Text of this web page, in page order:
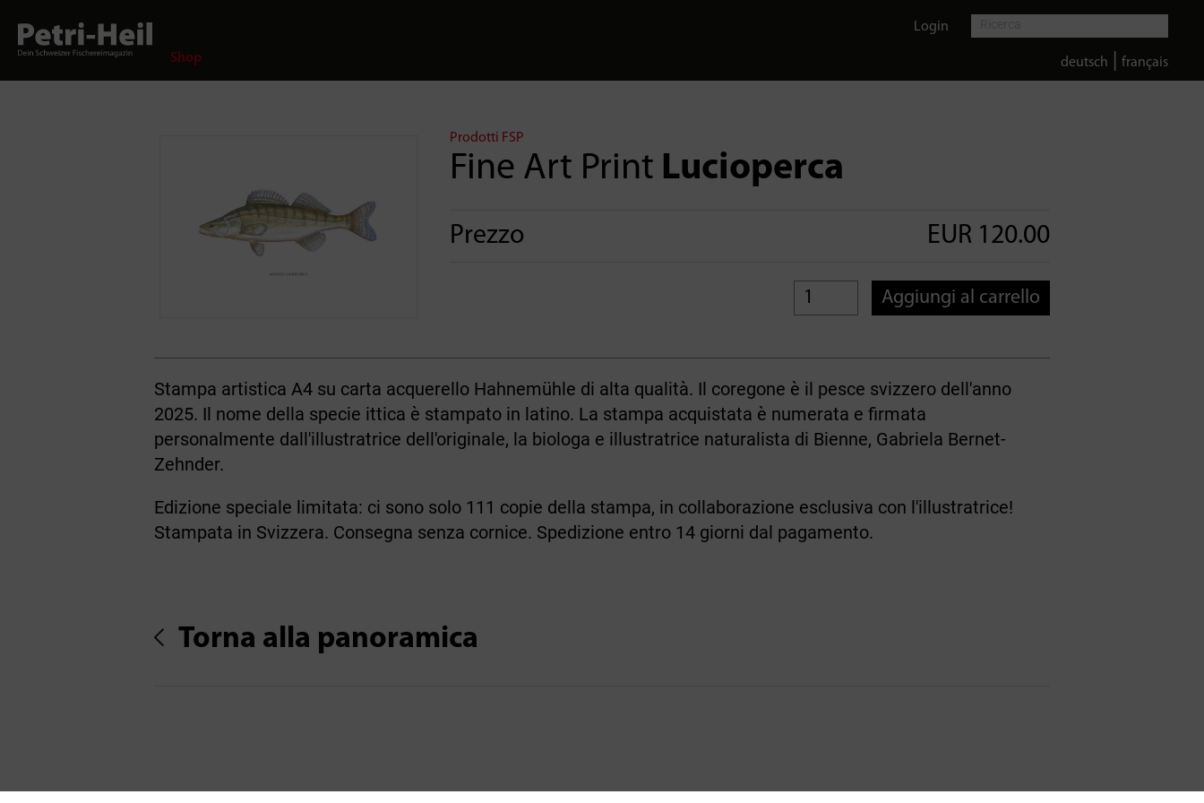
Shop
Login
deutsch français
Prodotti FSP
Fine Art Print Lucioperca
Prezzo EUR 120.00
Aggiungi al carrello
Stampa artistica A4 su carta acquerello Hahnemühle di alta qualità. Il coregone è il pesce svizzero dell'anno
2025. Il nome della specie ittica è stampato in latino. La stampa acquistata è numerata e firmata
personalmente dall'illustratrice dell'originale, la biologa e illustratrice naturalista di Bienne, Gabriela Bernet-
Zehnder.
Edizione speciale limitata: ci sono solo 111 copie della stampa, in collaborazione esclusiva con l'illustratrice!
Stampata in Svizzera. Consegna senza cornice. Spedizione entro 14 giorni dal pagamento.
Torna alla panoramica